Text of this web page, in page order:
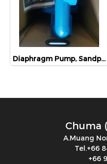
Diaphragm Pump, Sandpiper, S20B1AGTANS600
Chuma
A.Muang
Tel.+66
+66 90